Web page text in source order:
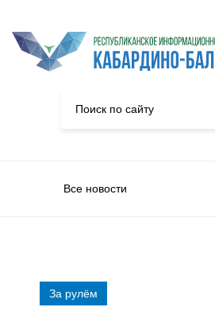
Все новости
За рулём